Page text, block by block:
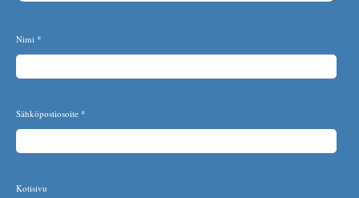
Nimi *
Sähköpostiosoite *
Kotisivu